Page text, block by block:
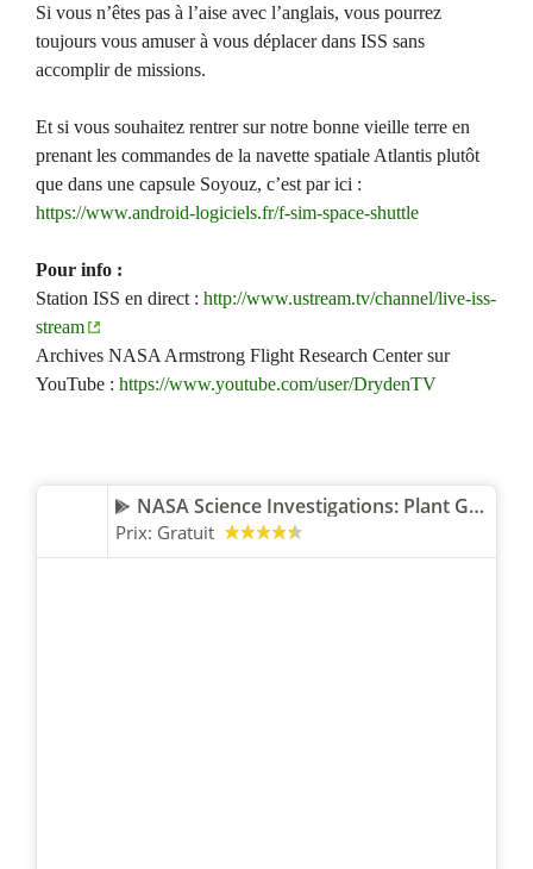
Si vous n’êtes pas à l’aise avec l’anglais, vous pourrez
toujours vous amuser à vous déplacer dans ISS sans
accomplir de missions.
Et si vous souhaitez rentrer sur notre bonne vieille terre en
prenant les commandes de la navette spatiale Atlantis plutôt
que dans une capsule Soyouz, c’est par ici :
https://www.android-logiciels.fr/f-sim-space-shuttle
Pour info :
Station ISS en direct : http://www.ustream.tv/channel/live-iss-
stream
Archives NASA Armstrong Flight Research Center sur
YouTube : https://www.youtube.com/user/DrydenTV
NASA Science Investigations: Plant Growth
Prix: Gratuit